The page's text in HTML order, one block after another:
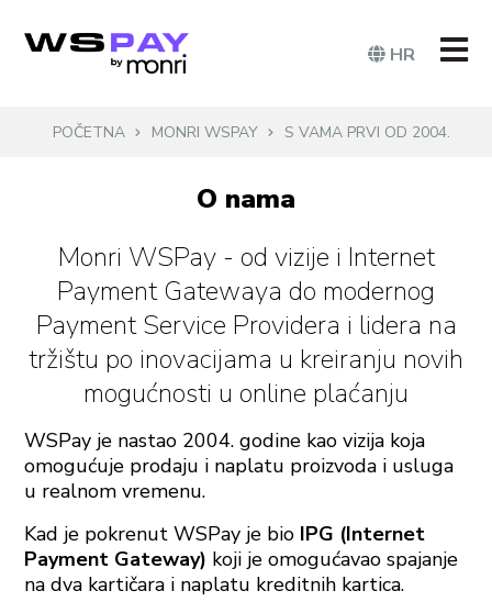
HR
POČETNA MONRI WSPAY S VAMA PRVI OD 2004.
O nama
Monri WSPay - od vizije i Internet
Payment Gatewaya do modernog
Payment Service Providera i lidera na
tržištu po inovacijama u kreiranju novih
mogućnosti u online plaćanju
WSPay je nastao 2004. godine kao vizija koja
omogućuje prodaju i naplatu proizvoda i usluga
u realnom vremenu.
Kad je pokrenut WSPay je bio IPG (Internet
Payment Gateway) koji je omogućavao spajanje
na dva kartičara i naplatu kreditnih kartica.